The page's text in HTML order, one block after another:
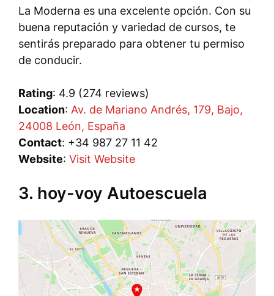
La Moderna es una excelente opción. Con su
buena reputación y variedad de cursos, te
sentirás preparado para obtener tu permiso
de conducir.
Rating: 4.9 (274 reviews)
Location: Av. de Mariano Andrés, 179, Bajo,
24008 León, España
Contact: +34 987 27 11 42
Website: Visit Website
3. hoy-voy Autoescuela